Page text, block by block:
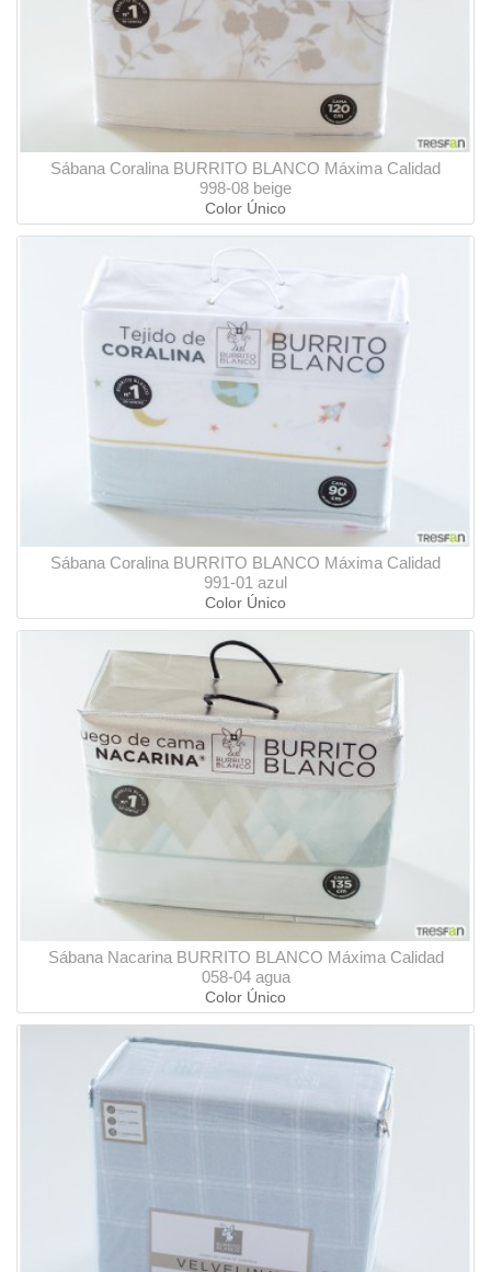
Sábana Coralina BURRITO BLANCO Máxima Calidad
998-08 beige
Color Único
Sábana Coralina BURRITO BLANCO Máxima Calidad
991-01 azul
Color Único
Sábana Nacarina BURRITO BLANCO Máxima Calidad
058-04 agua
Color Único